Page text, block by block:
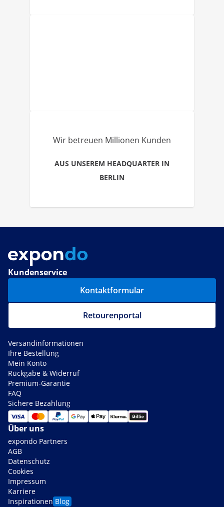
Wir betreuen Millionen Kunden
AUS UNSEREM HEADQUARTER IN
BERLIN
Kundenservice
Kontaktformular
Retourenportal
Versandinformationen
Ihre Bestellung
Mein Konto
Rückgabe & Widerruf
Premium-Garantie
FAQ
Sichere Bezahlung
Über uns
expondo Partners
AGB
Datenschutz
Cookies
Impressum
Karriere
Inspirationen Blog